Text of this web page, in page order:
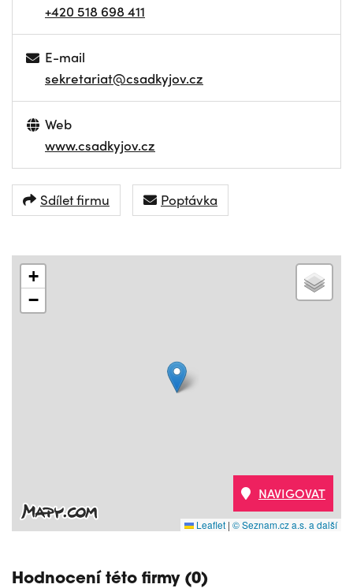
+420 518 698 411
E-mail
sekretariat@csadkyjov.cz
Web
www.csadkyjov.cz
Sdílet firmu Poptávka
+
−
Leaflet | © Seznam.cz a.s. a další
NAVIGOVAT
Hodnocení této firmy (0)